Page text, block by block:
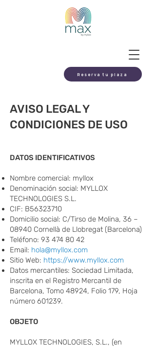
Reserva tu plaza
AVISO LEGAL Y
CONDICIONES DE USO
DATOS IDENTIFICATIVOS
Nombre comercial: myllox
Denominación social: MYLLOX
TECHNOLOGIES S.L.
CIF: B56323710
Domicilio social: C/Tirso de Molina, 36 –
08940 Cornellà de Llobregat (Barcelona)
Teléfono: 93 474 80 42
Email: hola@myllox.com
Sitio Web: https://www.myllox.com
Datos mercantiles: Sociedad Limitada,
inscrita en el Registro Mercantil de
Barcelona, Tomo 48924, Folio 179, Hoja
número 601239.
OBJETO
MYLLOX TECHNOLOGIES, S.L., (en